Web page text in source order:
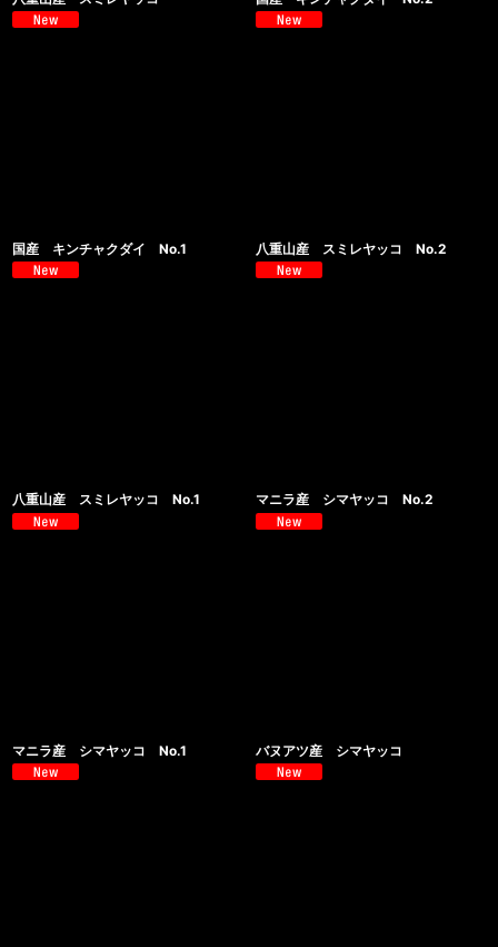
国産 キンチャクダイ No.1 八重山産 スミレヤッコ No.2
八重山産 スミレヤッコ No.1 マニラ産 シマヤッコ No.2
マニラ産 シマヤッコ No.1 バヌアツ産 シマヤッコ